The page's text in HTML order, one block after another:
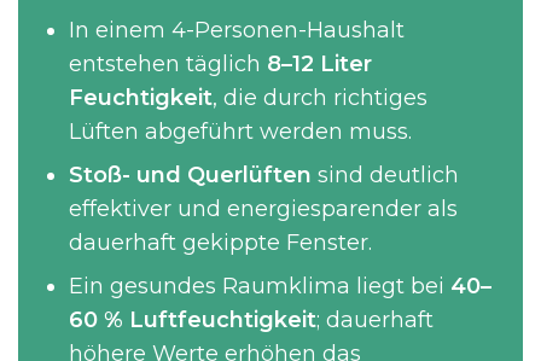
In einem 4-Personen-Haushalt
entstehen täglich 8–12 Liter
Feuchtigkeit, die durch richtiges
Lüften abgeführt werden muss.
Stoß- und Querlüften sind deutlich
effektiver und energiesparender als
dauerhaft gekippte Fenster.
Ein gesundes Raumklima liegt bei 40–
60 % Luftfeuchtigkeit; dauerhaft
höhere Werte erhöhen das